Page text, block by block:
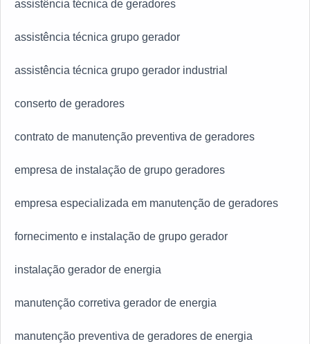
assistência técnica de geradores
assistência técnica grupo gerador
assistência técnica grupo gerador industrial
conserto de geradores
contrato de manutenção preventiva de geradores
empresa de instalação de grupo geradores
empresa especializada em manutenção de geradores
fornecimento e instalação de grupo gerador
instalação gerador de energia
manutenção corretiva gerador de energia
manutenção preventiva de geradores de energia